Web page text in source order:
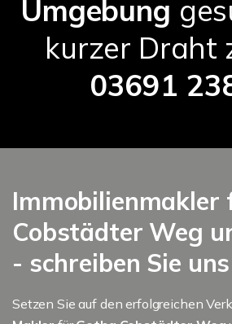
Umgebung
kurzer Draht
03691
Immobilienmakler
Cobstädter Weg
- schreiben Sie uns
Setzen Sie auf den erfolgreichen